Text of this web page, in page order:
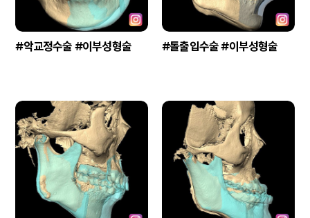
#악교정수술 #이부성형술 #돌출입수술 #이부성형술